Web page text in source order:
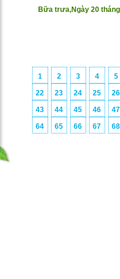
Bữa trưa,Ngày 20
1 2 3 4
5
22
23 24 25
26
43
44 45 46
47
64
65 66 67 68